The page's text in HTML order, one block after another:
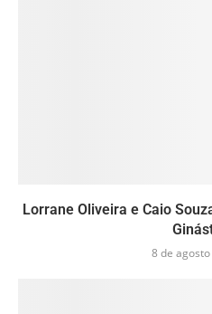
Lorrane Oliveira e Caio
8 de